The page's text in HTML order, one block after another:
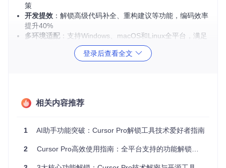
策
开发提效 ：解锁高级代码补全、重构建议等功能，编码效率
提升40%
多环境适配 ：支持Windows、macOS和Linux全平台，满足
不同开发场景需求
该工具通过[account_manager.py]模块实现账户生命周期管
三大核心技术优势深度剖析
or Free VIP的[account_manager.py]实现了：
自动注册临时邮箱账户
登录后查看全文
相关内容推荐
1 AI助手功能突破：Cursor Pro解锁工具技术爱好者指南
2 Cursor Pro高效使用指南：全平台支持的功能解锁与个性化配置方案